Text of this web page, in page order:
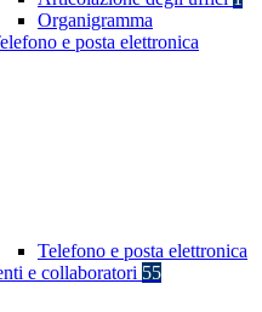
Organigramma
e posta elettronica
Telefono e posta elettronica
e collaboratori 55